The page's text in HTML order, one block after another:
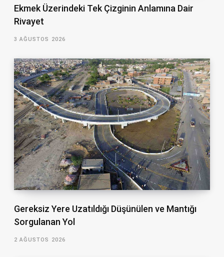
Ekmek Üzerindeki Tek Çizginin Anlamına Dair
Rivayet
3 AĞUSTOS 2026
Gereksiz Yere Uzatıldığı Düşünülen ve Mantığı
Sorgulanan Yol
2 AĞUSTOS 2026